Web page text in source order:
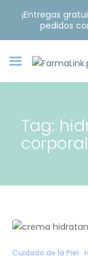
¡Entregas
pedidos
Tag:
corporal
Cuidado de la Piel